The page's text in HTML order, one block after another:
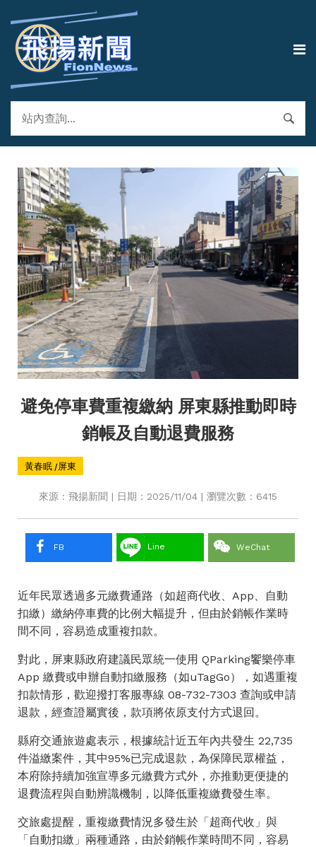
避免停車費重複繳納 屏東縣推動即時
銷帳及自動退費服務
黃春眠 /屏東
來源：飛揚新聞 | 日期：2025/11/04 | 瀏覽次數：6415
FB Line WeChat
近年民眾透過多元繳費通路（如超商代收、App、自動
扣繳）繳納停車費的比例大幅提升，但由於銷帳作業時
間不同，容易造成重複扣款。
對此，屏東縣政府建議民眾統一使用 QParking饗樂停車
App 繳費或申辦自動扣繳服務（如uTagGo），如遇重複
扣款情形，歡迎撥打客服專線 08-732-7303 查詢或申請
退款，經查證屬實後，款項將依原支付方式退回。
縣府交通旅遊處表示，根據統計近五年內共發生 22,735
件溢繳案件，其中95%已完成退款，為保障民眾權益，
本府除持續加強宣導多元繳費方式外，亦推動更便捷的
退費流程與自動辨識機制，以降低重複繳費發生率。
交旅處提醒，重複繳費情況多發生於「超商代收」與
「自動扣繳」兩種通路，由於銷帳作業時間不同，容易